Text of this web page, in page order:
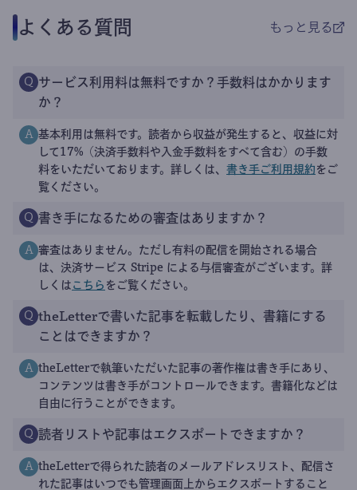
よくある質問 もっと見る
Q サービス利用料は無料ですか？手数料はかかります
か？
A 基本利用は無料です。読者から収益が発生すると、収益に対
して17%（決済手数料や入金手数料をすべて含む）の手数
料をいただいております。詳しくは、 書き手ご利用規約 をご
覧ください。
Q 書き手になるための審査はありますか？
A 審査はありません。ただし有料の配信を開始される場合
は、決済サービス Stripe による与信審査がございます。詳
しくは こちら をご覧ください。
Q theLetterで書いた記事を転載したり、書籍にする
ことはできますか？
A theLetterで執筆いただいた記事の著作権は書き手にあり、
コンテンツは書き手がコントロールできます。書籍化などは
自由に行うことができます。
Q 読者リストや記事はエクスポートできますか？
A theLetterで得られた読者のメールアドレスリスト、配信さ
れた記事はいつでも管理画面上からエクスポートすること